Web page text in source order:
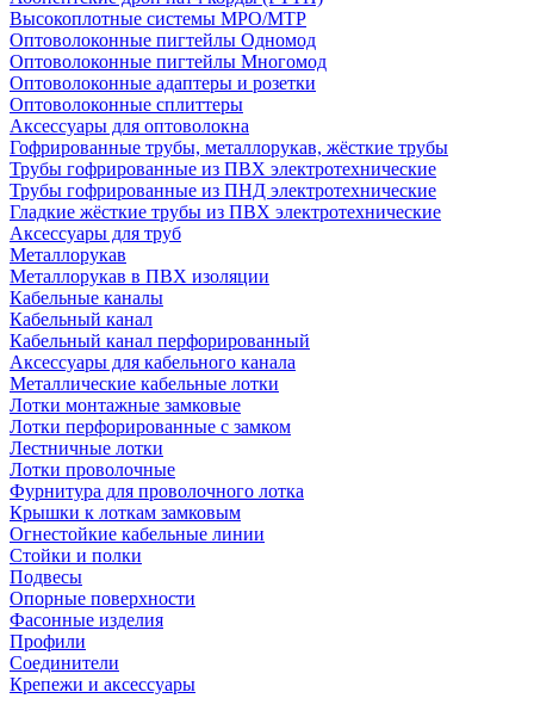
Высокоплотные системы MPO/MTP
Оптоволоконные пигтейлы Одномод
Оптоволоконные пигтейлы Многомод
Оптоволоконные адаптеры и розетки
Оптоволоконные сплиттеры
Аксессуары для оптоволокна
Гофрированные трубы, металлорукав, жёсткие трубы
Трубы гофрированные из ПВХ электротехнические
Трубы гофрированные из ПНД электротехнические
Гладкие жёсткие трубы из ПВХ электротехнические
Аксессуары для труб
Металлорукав
Металлорукав в ПВХ изоляции
Кабельные каналы
Кабельный канал
Кабельный канал перфорированный
Аксессуары для кабельного канала
Металлические кабельные лотки
Лотки монтажные замковые
Лотки перфорированные с замком
Лестничные лотки
Лотки проволочные
Фурнитура для проволочного лотка
Крышки к лоткам замковым
Огнестойкие кабельные линии
Стойки и полки
Подвесы
Опорные поверхности
Фасонные изделия
Профили
Соединители
Крепежи и аксессуары